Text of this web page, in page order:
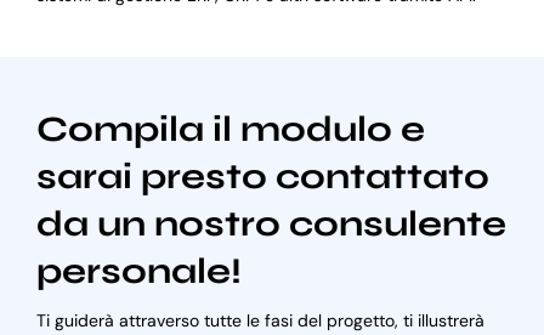
Compila il modulo e
sarai presto contattato
da un nostro consulente
personale!
Ti guiderà attraverso tutte le fasi del progetto, ti illustrerà